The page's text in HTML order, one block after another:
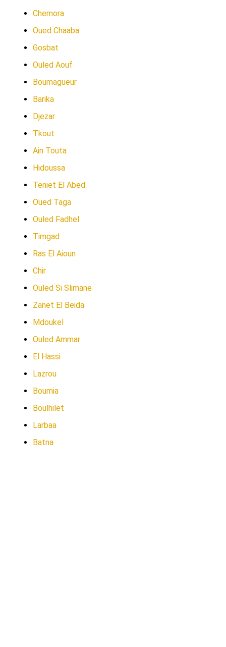
Chemora
Oued Chaaba
Gosbat
Ouled Aouf
Boumagueur
Barika
Djezar
Tkout
Ain Touta
Hidoussa
Teniet El Abed
Oued Taga
Ouled Fadhel
Timgad
Ras El Aioun
Chir
Ouled Si Slimane
Zanet El Beida
Mdoukel
Ouled Ammar
El Hassi
Lazrou
Boumia
Boulhilet
Larbaa
Batna